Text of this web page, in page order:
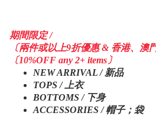
期間限定 /
〔兩件或以上9折優惠 & 香港、澳
〔10%OFF any 2+ items〕
NEW ARRIVAL / 新品
TOPS / 上衣
BOTTOMS / 下身
ACCESSORIES / 帽子；袋